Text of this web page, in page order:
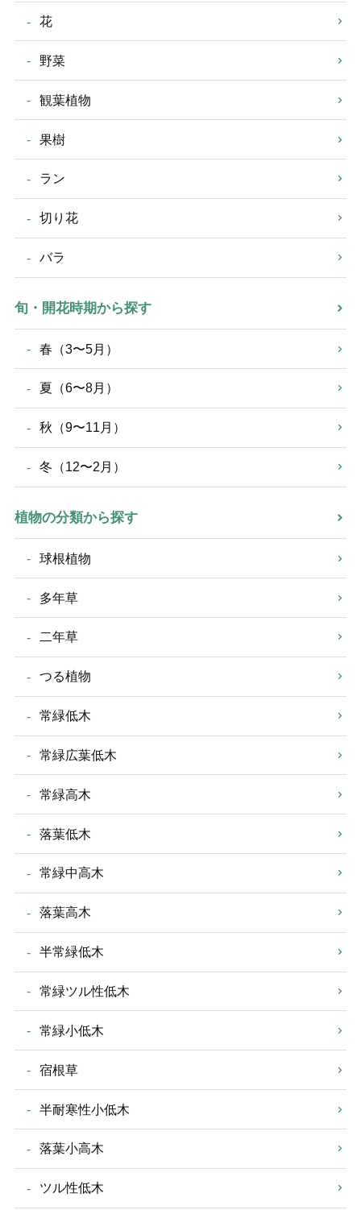
花
野菜
観葉植物
果樹
ラン
切り花
バラ
旬・開花時期から探す
春（3〜5月）
夏（6〜8月）
秋（9〜11月）
冬（12〜2月）
植物の分類から探す
球根植物
多年草
二年草
つる植物
常緑低木
常緑広葉低木
常緑高木
落葉低木
常緑中高木
落葉高木
半常緑低木
常緑ツル性低木
常緑小低木
宿根草
半耐寒性小低木
落葉小高木
ツル性低木